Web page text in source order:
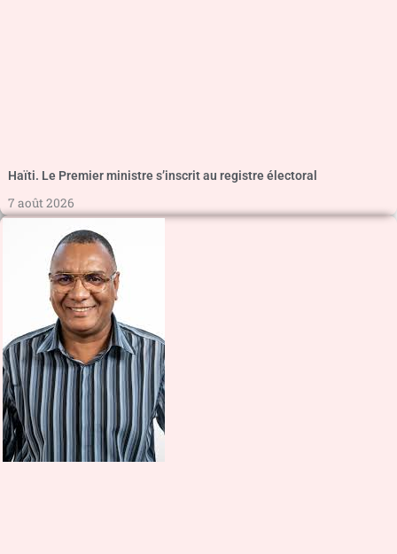
Haïti. Le Premier ministre s’inscrit au registre électoral
7 août 2026